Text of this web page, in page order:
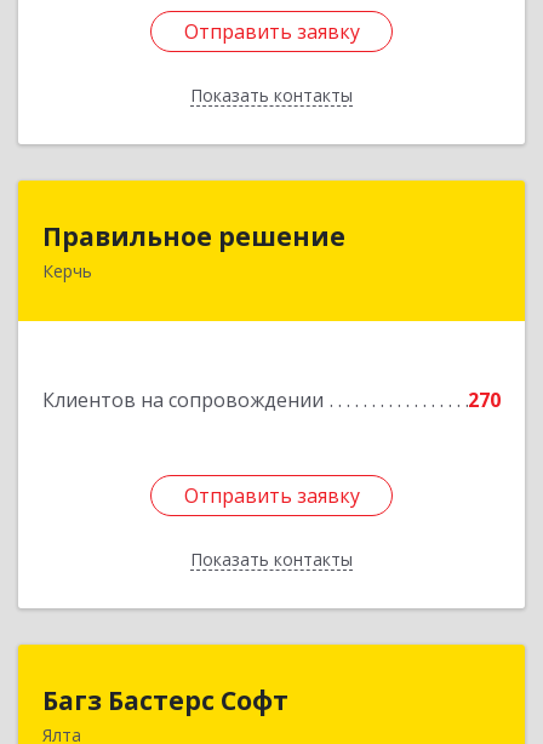
Отправить заявку
Показать контакты
Отправить заявку
Назад
Правильное решение
Керчь
Клиентов на сопровождении 270
Отправить заявку
Показать контакты
298330, Крым Респ, Керчь г, Адмиралтейский
Отправить заявку
Назад
Багз Бастерс Софт
Ялта
Багз Бастерс Софт